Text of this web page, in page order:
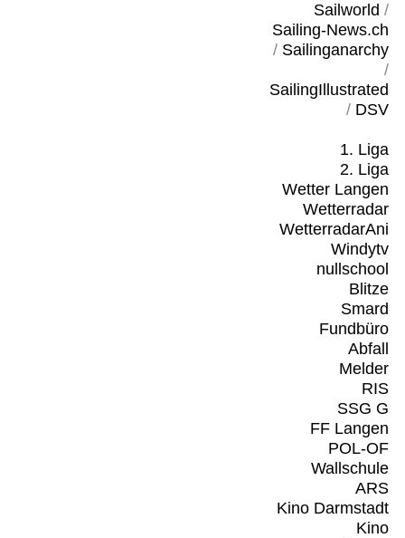
Sailworld /
Sailing-News.ch
/ Sailinganarchy
/
SailingIllustrated
/ DSV
1. Liga
2. Liga
Wetter Langen
Wetterradar
WetterradarAni
Windytv
nullschool
Blitze
Smard
Fundbüro
Abfall
Melder
RIS
SSG G
FF Langen
POL-OF
Wallschule
ARS
Kino Darmstadt
Kino